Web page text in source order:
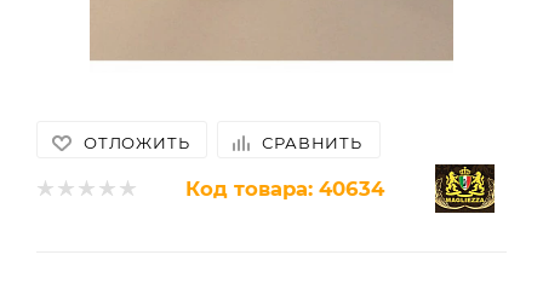
ОТЛОЖИТЬ СРАВНИТЬ
Код товара: 40634